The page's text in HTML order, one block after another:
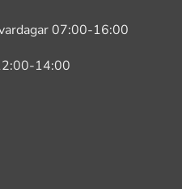
07:00-16:00
14:00